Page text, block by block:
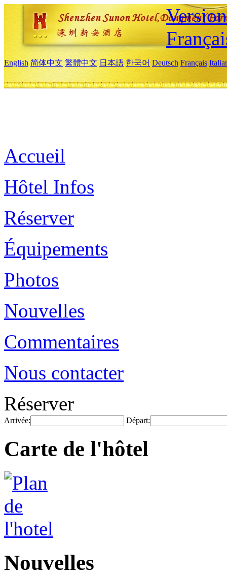
English 简体中文 繁體中文 日本語 한국어 Deutsch Français
Accueil
Hôtel Infos
Réserver
Équipements
Photos
Nouvelles
Commentaires
Nous contacter
Réserver
Arrivée: Départ:
Carte de l'hôtel
Nouvelles